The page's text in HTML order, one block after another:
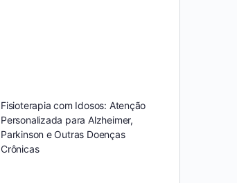
Fisioterapia com Idosos: Atenção
Personalizada para Alzheimer,
Parkinson e Outras Doenças
Crônicas